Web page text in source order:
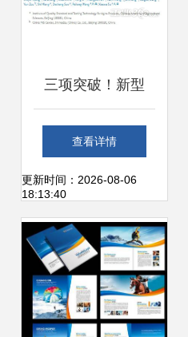
三项突破！新型
POPs氯化联苯环
境研究登顶国际权
威期刊，分析黑科
技强势出圈与健身
器材暗藏玄机
查看详情
更新时间：2026-08-06
18:13:40